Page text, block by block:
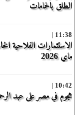
الطلق بالحمامات
11:38 |
ماي 2026
10:42 |
هجوم في مصر على عبد